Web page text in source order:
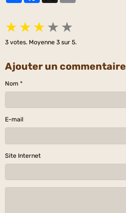
★ ★ ★ ★ ★
3 votes. Moyenne 3 sur 5.
Ajouter un commentaire
Nom
E-mail
Site Internet